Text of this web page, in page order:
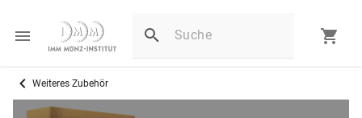
Weiteres Zubehör